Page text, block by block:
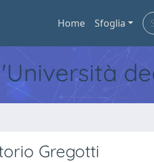
Home Sfoglia
Gregotti